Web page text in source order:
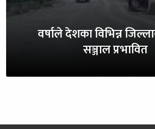
वर्षाले देशका विभिन्न
सञ्जाल प्रभावित